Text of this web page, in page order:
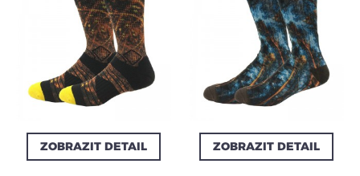
ZOBRAZIT DETAIL ZOBRAZIT DETAIL